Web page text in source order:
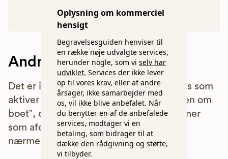
Oplysning om kommerciel
hensigt
Begravelsesguiden henviser til
en række nøje udvalgte services,
herunder nogle, som vi selv har
udviklet. Services der ikke lever
op til vores krav, eller af andre
årsager, ikke samarbejder med
os, vil ikke blive anbefalet. Når
du benytter en af de anbefalede
services, modtager vi en
betaling, som bidrager til at
dække den rådgivning og støtte,
vi tilbyder.
Andre indtægter
Det er ikke alle indtægter, der indregnes som
aktiver i boet. Nogle indtægter går ”uden om
boet”, og udbetales direkte til de personer
som afdøde har begunstiget eller de
nærmeste pårørende ifølge arveloven.